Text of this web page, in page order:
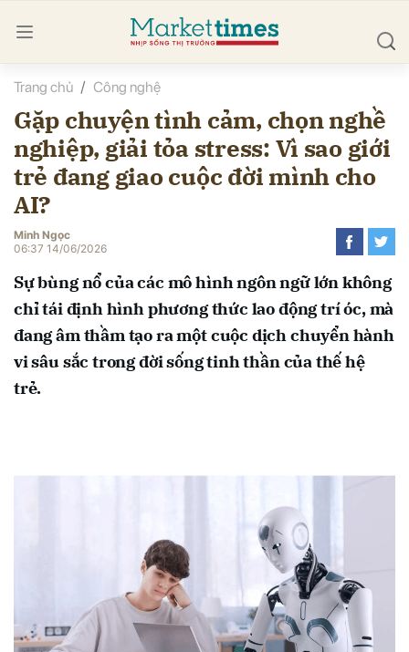
Trang chủ Công nghệ
Gặp chuyện tình cảm, chọn nghề
nghiệp, giải tỏa stress: Vì sao giới
trẻ đang giao cuộc đời mình cho
AI?
Minh Ngọc
06:37 14/06/2026
Sự bùng nổ của các mô hình ngôn ngữ lớn không
chỉ tái định hình phương thức lao động trí óc, mà
đang âm thầm tạo ra một cuộc dịch chuyển hành
vi sâu sắc trong đời sống tinh thần của thế hệ
trẻ.
luận